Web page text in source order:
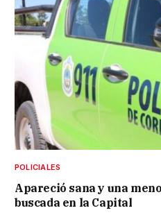
POLICIALES
Apareció sana y una
buscada en la Capital